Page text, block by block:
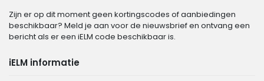
Zijn er op dit moment geen kortingscodes of aanbiedingen
beschikbaar? Meld je aan voor de nieuwsbrief en ontvang een
bericht als er een iELM code beschikbaar is.
iELM informatie